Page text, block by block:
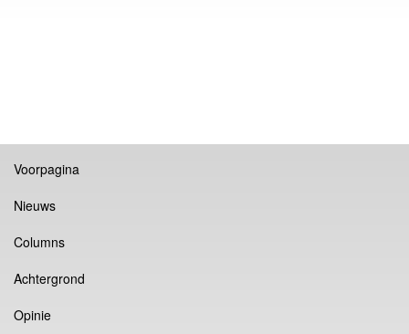
Voorpagina
Nieuws
Columns
Achtergrond
Opinie